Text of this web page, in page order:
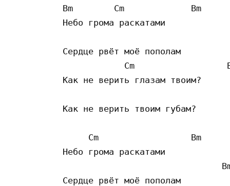
Bm        Cm             Bm
Небо грома раскатами
Сердце рвёт моё пополам
Cm
Как не верить глазам твоим?
Как не верить твоим губам?
     Cm                  Bm
Небо грома раскатами
Сердце рвёт моё пополам